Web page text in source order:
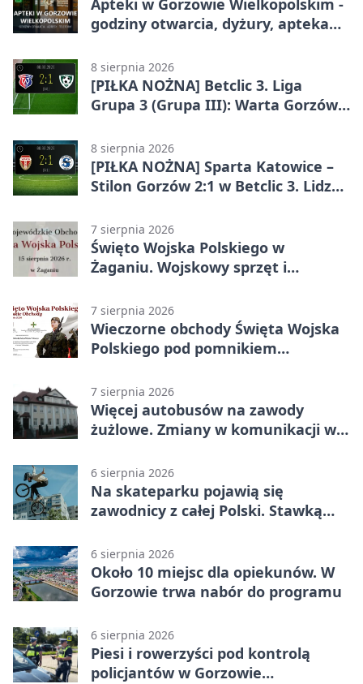
Apteki w Gorzowie Wielkopolskim -
godziny otwarcia, dyżury, apteka
8 sierpnia 2026
[PIŁKA NOŻNA] Betclic 3. Liga
Grupa 3 (Grupa III): Warta Gorzów
8 sierpnia 2026
[PIŁKA NOŻNA] Sparta Katowice –
Stilon Gorzów 2:1 w Betclic 3. Lidze
stracili zwycięstwo w doliczonym
czasie
7 sierpnia 2026
Święto Wojska Polskiego w
Żaganiu. Wojskowy sprzęt i
7 sierpnia 2026
Wieczorne obchody Święta Wojska
Polskiego pod pomnikiem
7 sierpnia 2026
Więcej autobusów na zawody
żużlowe. Zmiany w komunikacji w
6 sierpnia 2026
Na skateparku pojawią się
zawodnicy z całej Polski. Stawką
6 sierpnia 2026
Około 10 miejsc dla opiekunów. W
Gorzowie trwa nabór do programu
6 sierpnia 2026
Piesi i rowerzyści pod kontrolą
policjantów w Gorzowie